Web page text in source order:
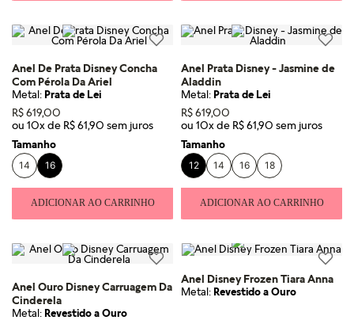
Anel De Prata Disney Concha
Com Pérola Da Ariel
Metal:Prata de Lei
R$619,00
ou 10x de R$61,90
Tamanho
14 16
ADICIONAR AO CARRINHO
Anel Prata Disney - Jasmine de
Aladdin
Metal:Prata de Lei
R$619,00
ou 10x de R$61,90
Tamanho
12 14 16 18
ADICIONAR AO CARRINHO
Anel Ouro Disney Carruagem Da
Cinderela
Metal:Revestido a Ouro
Anel Disney Frozen Tiara Anna
Metal:Revestido a Ouro